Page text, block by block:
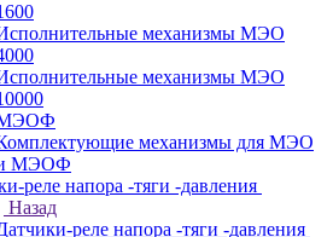
механизмы МЭО
механизмы МЭО
механизмы для МЭО
МЭОФ
реле напора -тяги -давления
Назад
реле напора -тяги -давления